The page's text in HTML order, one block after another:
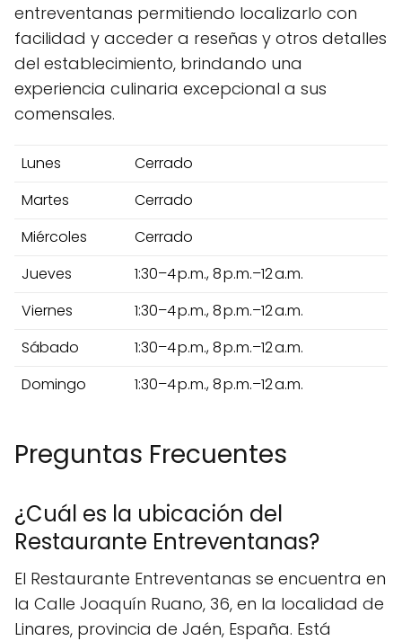
entreventanas permitiendo localizarlo con
facilidad y acceder a reseñas y otros detalles
del establecimiento, brindando una
experiencia culinaria excepcional a sus
comensales.
Lunes
Cerrado
Martes
Cerrado
Miércoles
Cerrado
Jueves
1:30–4 p.m., 8 p.m.–12 a.m.
Viernes
1:30–4 p.m., 8 p.m.–12 a.m.
Sábado
1:30–4 p.m., 8 p.m.–12 a.m.
Domingo
1:30–4 p.m., 8 p.m.–12 a.m.
Preguntas Frecuentes
¿Cuál es la ubicación del
Restaurante Entreventanas?
El Restaurante Entreventanas se encuentra en
la Calle Joaquín Ruano, 36, en la localidad de
Linares, provincia de Jaén, España. Está